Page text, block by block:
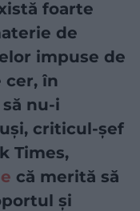
foarte
de
impuse de
cer, în
nu-i
criticul-șef
Times,
că merită să
și